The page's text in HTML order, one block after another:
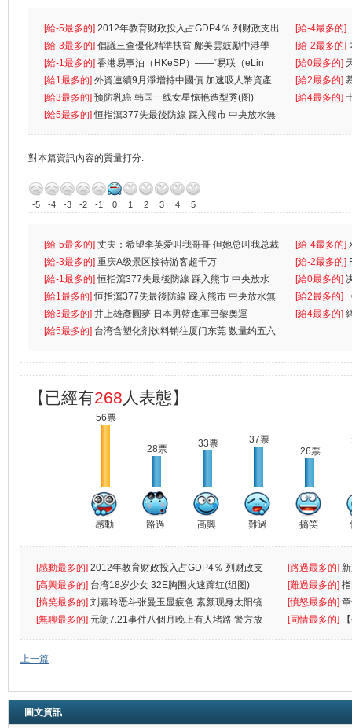
[給-5最多的] 2012年教育财政投入占GDP4％ 列财政支出
首位
[給-4最多的]
一
[給-3最多的] 倡議三查優化精準扶貧 鄺美雲鼓勵中港學
生
[給-2最多的]
人
[給-1最多的] 香港易事泊（HKeSP）——“易联（eLin
k）”项目
[給0最多的]
[給1最多的] 外資連續9月淨增持中國債 加速吸人幣資產 [給2最多的]
[給3最多的] 预防乳癌 韩国一线女星惊艳造型秀(图) [給4最多的]
[給5最多的]恒指瀉377失最後防線 踩入熊市 中央放水無
對本篇資訊內容的質量打分:
-5 -4 -3 -2 -1 0 1 2 3 4 5
[給-5最多的] 丈夫：希望李英爱叫我哥哥 但她总叫我总裁
先
[給-4最多的]
离
[給-3最多的] 重庆A级景区接待游客超千万 [給-2最多的]
[給-1最多的]恒指瀉377失最後防線 踩入熊市 中央放水
無
[給0最多的]
[給1最多的]恒指瀉377失最後防線 踩入熊市 中央放水無 [給2最多的]
[給3最多的] 井上雄彥圓夢 日本男籃進軍巴黎奧運 [給4最多的]
[給5最多的] 台湾含塑化剂饮料销往厦门东莞 数量约五六
【已經有268 人表態】
56票
感動
28票
路過
33票
高興
37票
難過
26票
搞笑
[感動最多的] 2012年教育财政投入占GDP4％ 列财政支
出首位
[路過最多的]
[高興最多的] 台湾18岁少女 32E胸围火速蹿红(组图) [難過最多的]
罪
[搞笑最多的] 刘嘉玲恶斗张曼玉显疲惫 素颜现身太阳镜
遮
[憤怒最多的]
[無聊最多的] 元朗7.21事件八個月晚上有人堵路 警方放
催
[同情最多的]
敗
上一篇
圖文資訊